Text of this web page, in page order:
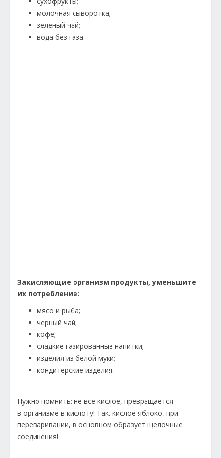
молочная сыворотка;
зеленый чай;
вода без газа.
Закисляющие организм продукты, уменьшите
их потребление:
мясо и рыба;
черный чай;
кофе;
сладкие газированные напитки;
изделия из белой муки;
кондитерские изделия.
Нужно помнить: не все кислое, превращается
в организме в кислоту! Так, кислое яблоко, при
переваривании, в основном образует щелочные
соединения!